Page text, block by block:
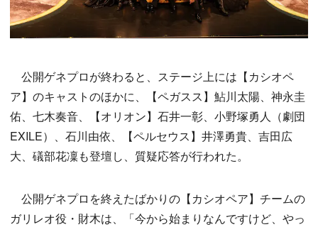
公開ゲネプロが終わると、ステージ上には【カシオペ
ア】のキャストのほかに、【ペガスス】鮎川太陽、神永圭
佑、七木奏音、【オリオン】石井一彰、小野塚勇人（劇団
EXILE）、石川由依、【ペルセウス】井澤勇貴、吉田広
大、礒部花凜も登壇し、質疑応答が行われた。
公開ゲネプロを終えたばかりの【カシオペア】チームの
ガリレオ役・財木は、「今から始まりなんですけど、やっ